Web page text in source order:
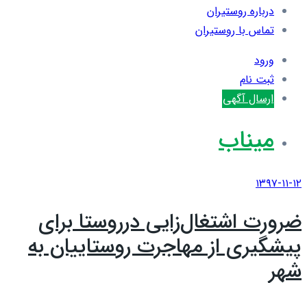
درباره روستیران
تماس با روستیران
ورود
ثبت نام
ارسال آگهی
میناب
۱۳۹۷-۱۱-۱۲
ضرورت اشتغال‌زایی درروستا برای
پیشگیری از مهاجرت روستاییان به
شهر